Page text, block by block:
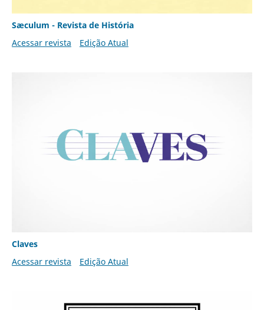
Sæculum - Revista de História
Acessar revista
Edição Atual
Claves
Acessar revista
Edição Atual